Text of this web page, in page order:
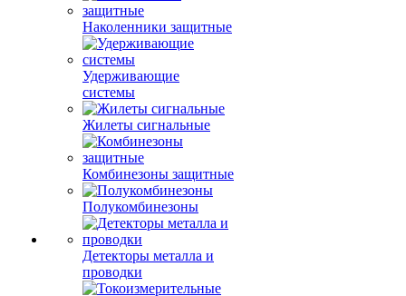
Наколенники защитные
Удерживающие
системы
Жилеты сигнальные
Комбинезоны защитные
Полукомбинезоны
Детекторы металла и
проводки